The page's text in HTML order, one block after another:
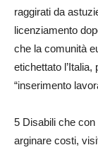
raggirati da
licenziamento
che la comunità
etichettato
“inserimento
5 Disabili che
arginare costi,